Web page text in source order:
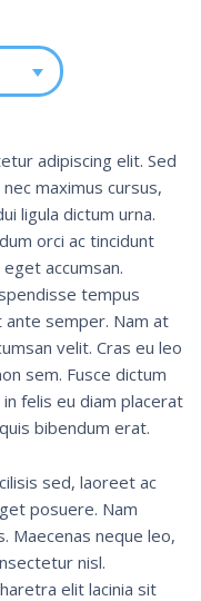
adipiscing elit. Sed
maximus cursus,
ligula dictum urna.
orci ac tincidunt
accumsan.
tempus
semper. Nam at
velit. Cras eu leo
sem. Fusce dictum
felis eu diam placerat
bibendum erat.
sed, laoreet ac
posuere. Nam
Maecenas neque leo,
nisl.
elit lacinia sit